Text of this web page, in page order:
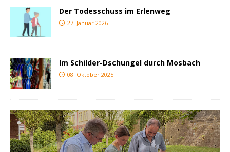
Der Todesschuss im Erlenweg
27. Januar 2026
Im Schilder-Dschungel durch Mosbach
08. Oktober 2025